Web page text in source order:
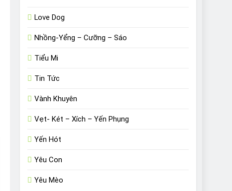
Love Dog
Nhồng-Yểng – Cưỡng – Sáo
Tiểu Mi
Tin Tức
Vành Khuyên
Vẹt- Két – Xích – Yến Phụng
Yến Hót
Yêu Con
Yêu Mèo